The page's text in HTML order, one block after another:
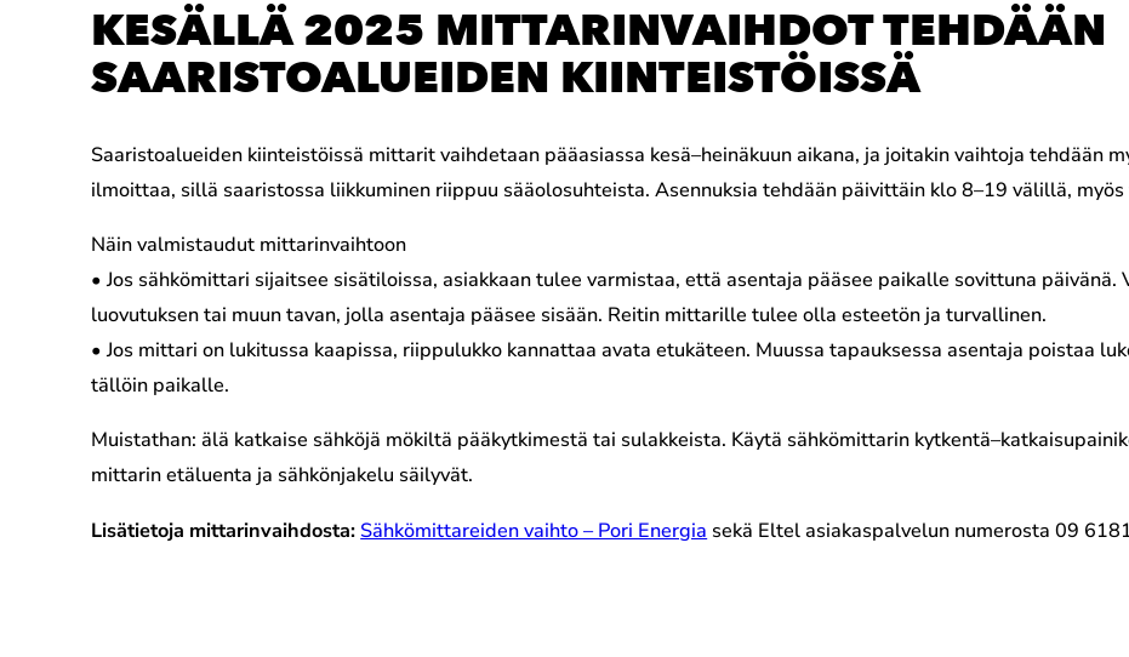
KESÄLLÄ 2025 MITTARINVAIHDOT TEHDÄÄN
SAARISTOALUEIDEN KIINTEISTÖISSÄ
Saaristoalueiden kiinteistöissä mittarit vaihdetaan pääasiassa kesä–heinäkuun aikana, ja joitakin vaihtoja tehdään
ilmoittaa, sillä saaristossa liikkuminen riippuu sääolosuhteista. Asennuksia tehdään päivittäin klo 8–19 välillä,
Näin valmistaudut mittarinvaihtoon
• Jos sähkömittari sijaitsee sisätiloissa, asiakkaan tulee varmistaa, että asentaja pääsee paikalle sovittuna
luovutuksen tai muun tavan, jolla asentaja pääsee sisään. Reitin mittarille tulee olla esteetön ja turvallinen.
• Jos mittari on lukitussa kaapissa, riippulukko kannattaa avata etukäteen. Muussa tapauksessa asentaja poistaa
tällöin paikalle.
Muistathan: älä katkaise sähköjä mökiltä pääkytkimestä tai sulakkeista. Käytä sähkömittarin
mittarin etäluenta ja sähkönjakelu säilyvät.
Lisätietoja mittarinvaihdosta: Sähkömittareiden vaihto – Pori Energia sekä Eltel asiakaspalvelun numerosta 09